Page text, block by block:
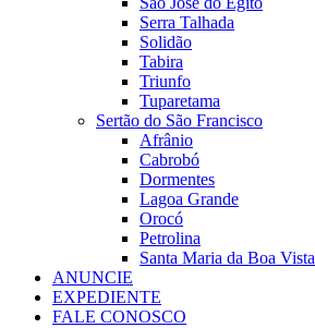
Serra Talhada
Solidão
Tabira
Triunfo
Tuparetama
Sertão do São Francisco
Afrânio
Cabrobó
Dormentes
Lagoa Grande
Orocó
Petrolina
Santa Maria da Boa Vista
ANUNCIE
EXPEDIENTE
FALE CONOSCO